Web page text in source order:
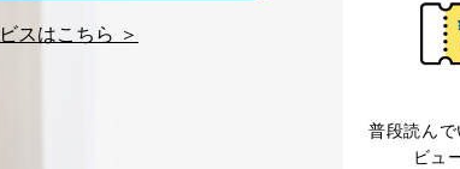
株式会社富士山マガジンサービス
スはこちら ＞
普段読ん
ビュ